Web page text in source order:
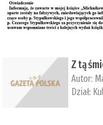
Z tą
Autor:
Dział: